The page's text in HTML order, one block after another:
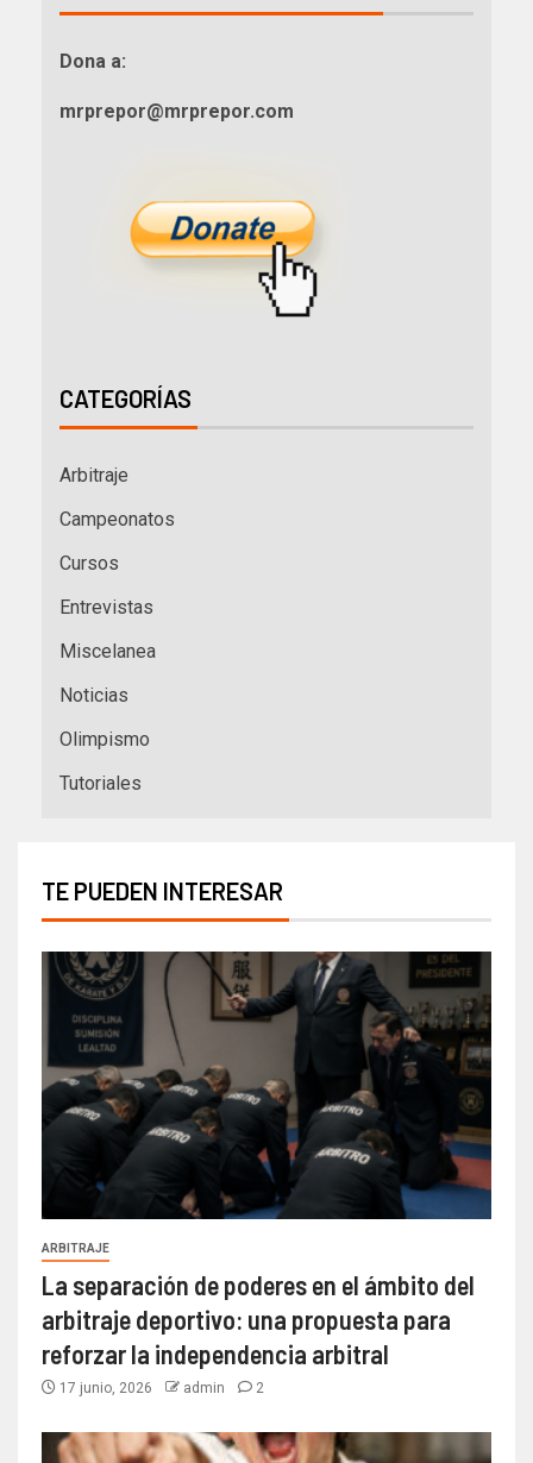
Dona a:
mrprepor@mrprepor.com
CATEGORÍAS
Arbitraje
Campeonatos
Cursos
Entrevistas
Miscelanea
Noticias
Olimpismo
Tutoriales
TE PUEDEN INTERESAR
ARBITRAJE
La separación de poderes en el ámbito del
arbitraje deportivo: una propuesta para
reforzar la independencia arbitral
17 junio, 2026 admin 2